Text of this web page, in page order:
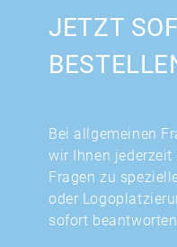
JETZT
Bei allgemeinen
wir Ihnen jederzeit
Fragen zu
oder
sofort